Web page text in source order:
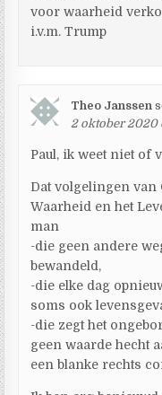
voor waarheid
i.v.m. Trump
Theo Janssen
2 oktober 2020
Paul, ik weet niet of
Dat volgelingen van
Waarheid en het
man
-die geen andere
bewandeld,
-die elke dag
soms ook
-die zegt het
geen waarde hecht
een blanke rechts